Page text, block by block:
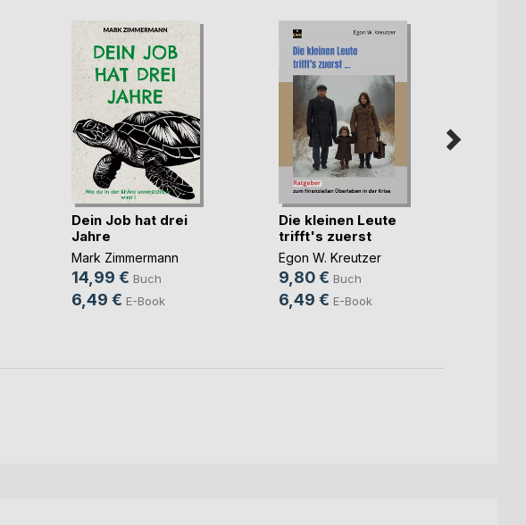
Dein Job hat drei
Jahre
Mark Zimmermann
14,99 € Buch
6,49 € E-Book
Die kleinen Leute
trifft's zuerst
Egon W. Kreutzer
9,80 € Buch
6,49 € E-Book